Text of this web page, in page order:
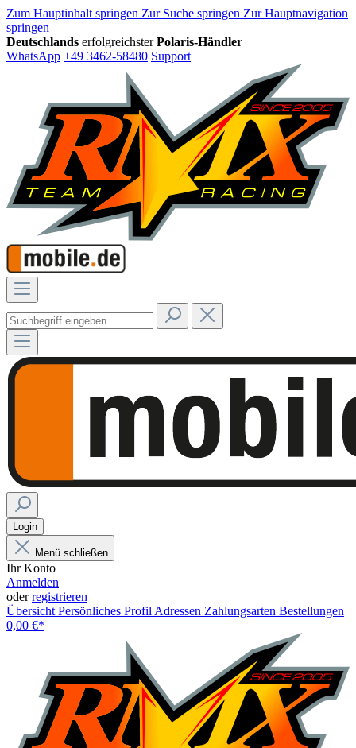
Zum Hauptinhalt springen Zur Suche springen Zur Hauptnavigation
springen
Deutschlands erfolgreichster Polaris-Händler
WhatsApp +49 3462-58480 Support
Login
Menü schließen
Ihr Konto
Anmelden
oderregistrieren
Übersicht Persönliches Profil Adressen Zahlungsarten Bestellungen
0,00 €*